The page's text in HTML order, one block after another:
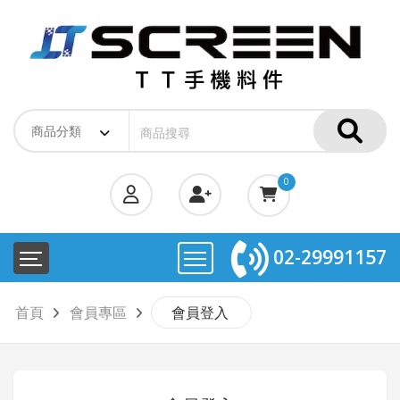
0
02-29991157
首頁 會員專區 會員登入